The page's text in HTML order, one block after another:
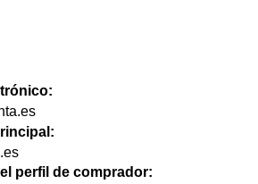
perfil de comprador: